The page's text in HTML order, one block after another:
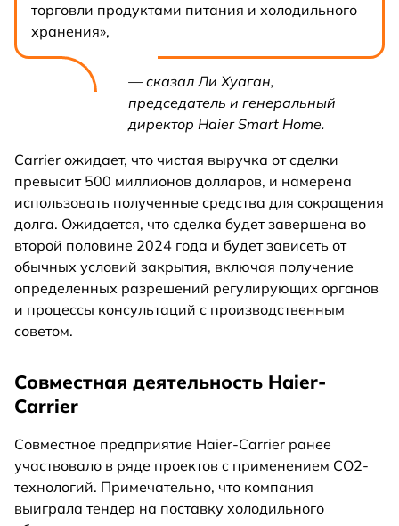
торговли продуктами питания и холодильного
хранения»,
— сказал Ли Хуаган,
председатель и генеральный
директор Haier Smart Home.
Carrier ожидает, что чистая выручка от сделки
превысит 500 миллионов долларов, и намерена
использовать полученные средства для сокращения
долга. Ожидается, что сделка будет завершена во
второй половине 2024 года и будет зависеть от
обычных условий закрытия, включая получение
определенных разрешений регулирующих органов
и процессы консультаций с производственным
советом.
Совместная деятельность Haier-
Carrier
Совместное предприятие Haier-Carrier ранее
участвовало в ряде проектов c применением CO2-
технологий. Примечательно, что компания
выиграла тендер на поставку холодильного